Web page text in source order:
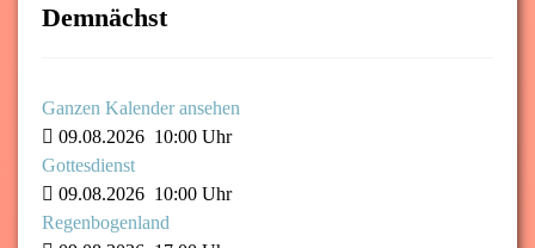
Demnächst
Ganzen Kalender ansehen
09.08.2026 10:00 Uhr
Gottesdienst
09.08.2026 10:00 Uhr
Regenbogenland